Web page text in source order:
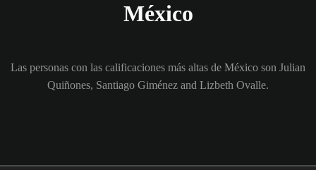
México
Las personas con las calificaciones más altas de México son Julian
Quiñones, Santiago Giménez and Lizbeth Ovalle.